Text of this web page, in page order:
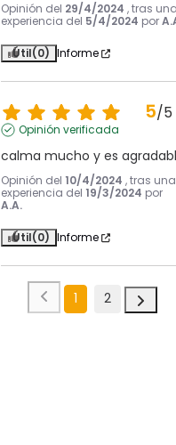
Opinión del 29/4/2024 , tras
experiencia del 5/4/2024 por
Útil(0) Informe
5/5
Opinión verificada
calma mucho y es
Opinión del 10/4/2024 , tras una
experiencia del 19/3/2024 por
A.A.
Útil(0) Informe
1 2